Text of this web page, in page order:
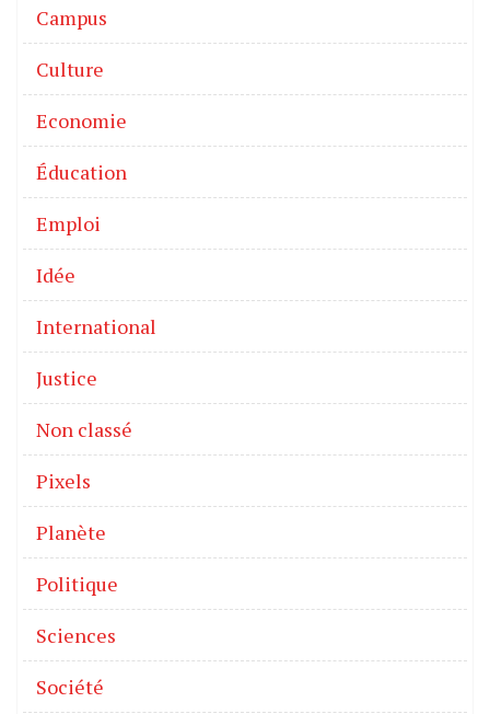
Campus
Culture
Economie
Éducation
Emploi
Idée
International
Justice
Non classé
Pixels
Planète
Politique
Sciences
Société